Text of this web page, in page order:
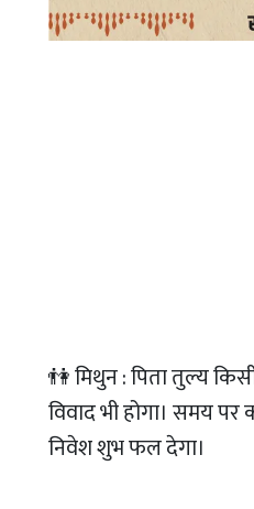
👫 मिथुन : पिता तुल्य
विवाद भी होगा। समय पर
निवेश शुभ फल देगा।